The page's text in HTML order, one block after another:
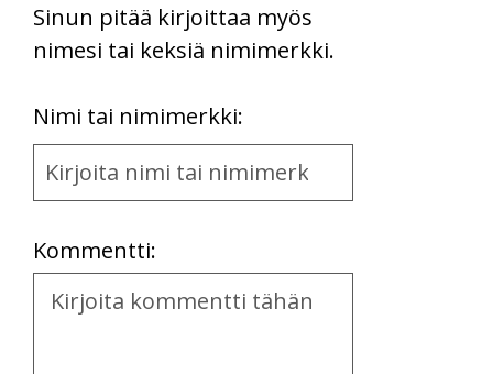
Sinun pitää kirjoittaa myös
nimesi tai keksiä nimimerkki.
Nimi tai nimimerkki:
Name
and
Kommentti:
Kommentti